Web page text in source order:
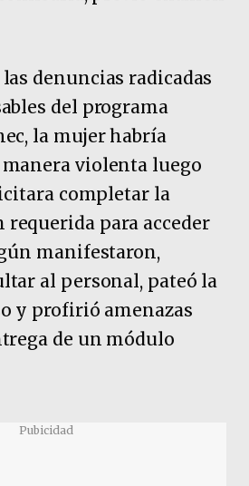
denuncias radicadas
del programa
la mujer habría
manera violenta luego
completar la
para acceder
manifestaron,
al personal, pateó la
y profirió amenazas
de un módulo
Pubicidad